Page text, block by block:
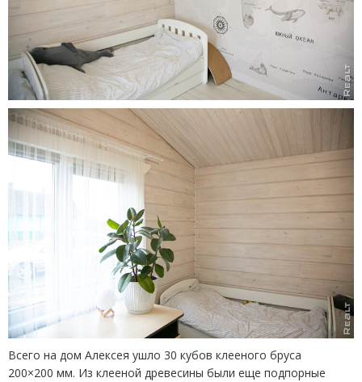
Всего на дом Алексея ушло 30 кубов клееного бруса
200×200 мм. Из клееной древесины были еще подпорные